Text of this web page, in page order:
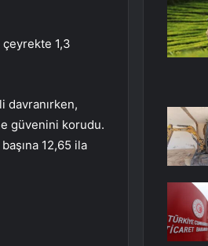
çeyrekte 1,3
davranırken,
güvenini korudu.
12,65 ila